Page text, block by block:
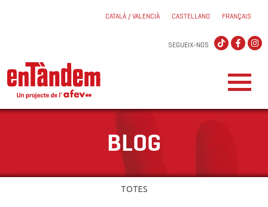
CATALÀ / VALENCIÀ CASTELLANO FRANÇAIS
SEGUEIX-NOS
BLOG
TOTES